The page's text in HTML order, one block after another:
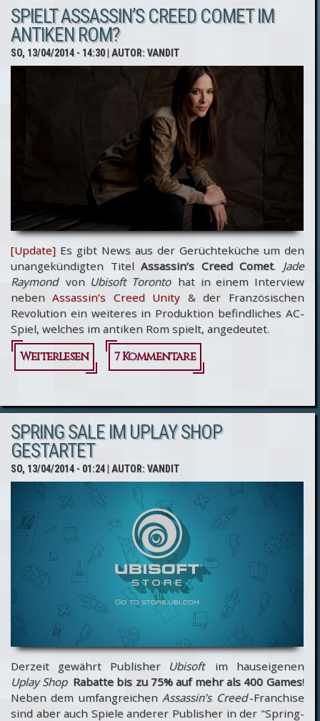
Pressekonferenz
bekannt
SPIELT ASSASSIN’S CREED COMET IM
ANTIKEN ROM?
SO, 13/04/2014 - 14:30| AUTOR:VANDIT
[Update] Es gibt News aus der Gerüchteküche um den
unangekündigten TitelAssassin’s Creed Comet. Jade
Raymond von Ubisoft Toronto hat in einem Interview
nebenAssassin’s Creed Unity & der Französischen
Revolution ein weiteres in Produktion befindliches AC-
Spiel, welches im antiken Rom spielt, angedeutet.
Weiterlesen
über
Assassin’s
Creed
im
antiken
Rom?
7 Kommentare
SPRING SALE IM UPLAY SHOP
GESTARTET
SO, 13/04/2014 - 01:24| AUTOR:VANDIT
Derzeit gewährt Publisher Ubisoft
im hauseigenen
Uplay Shop Rabatte bis zu 75% auf mehr als 400 Games!
Neben dem umfangreichenAssassin’s Creed-Franchise
sind aber auch Spiele anderer Publisher in der "Spring-